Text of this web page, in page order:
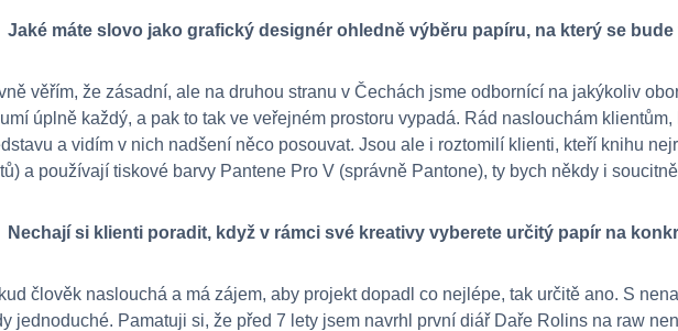
máte slovo jako grafický designér ohledně výběru papíru, na který se
věřím, že zásadní, ale na druhou stranu v Čechách jsme odbornící na jakýkoliv
úplně každý, a pak to tak ve veřejném prostoru vypadá. Rád naslouchám
a vidím v nich nadšení něco posouvat. Jsou ale i roztomilí klienti, kteří knihu
a používají tiskové barvy Pantene Pro V (správně Pantone), ty bych někdy i
si klienti poradit, když v rámci své kreativy vyberete určitý papír na
člověk naslouchá a má zájem, aby projekt dopadl co nejlépe, tak určitě ano. S
jednoduché. Pamatuji si, že před 7 lety jsem navrhl první diář Daře Rolins na raw